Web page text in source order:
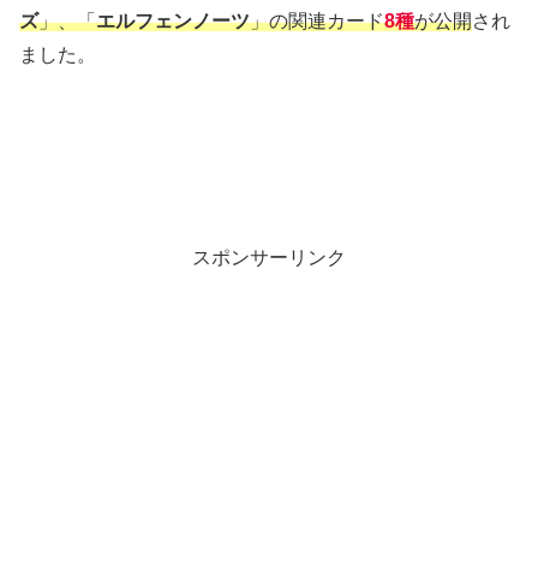
ズ」、「エルフェンノーツ」の関連カード8種が公開され
ました。
スポンサーリンク